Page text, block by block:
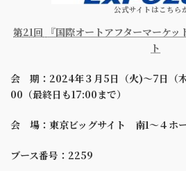
公式サイトはこちら
第21回 『国際オートアフターマーケッ
ト
会 期：2024年３月5日（火)〜7日（
00（最終日も17:00まで）
会 場：東京ビッグサイト 南1〜４ホ
ブース番号：2259